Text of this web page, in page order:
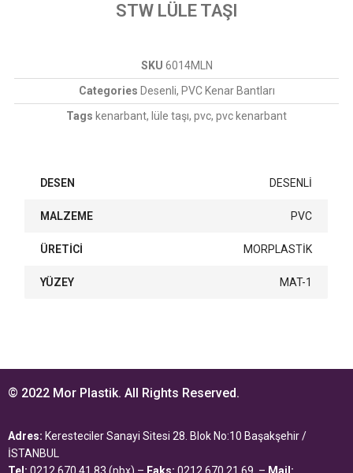
STW LÜLE TAŞI
SKU 6014MLN
Categories Desenli, PVC Kenar Bantları
Tags kenarbant, lüle taşı, pvc, pvc kenarbant
DESEN DESENLİ
MALZEME PVC
ÜRETİCİ MORPLASTİK
YÜZEY MAT-1
© 2022 Mor Plastik. All Rights Reserved.
Adres: Keresteciler Sanayi Sitesi 28. Blok No:10 Başakşehir /
İSTANBUL